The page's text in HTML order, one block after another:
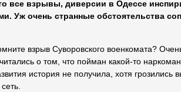
все взрывы, диверсии в Одессе
Уж очень странные обстоятельства
взрыв Суворовского военкомата?
о том, что пойман какой-то
история не получила, хотя грозились